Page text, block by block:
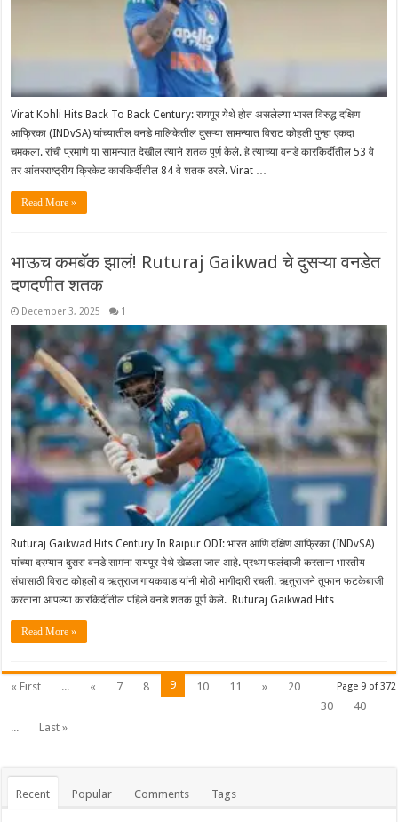
Virat Kohli Hits Back To Back Century: रायपूर येथे होत असलेल्या भारत विरुद्ध दक्षिण
आफ्रिका (INDvSA) यांच्यातील वनडे मालिकेतील दुसऱ्या सामन्यात विराट कोहली पुन्हा एकदा
चमकला. रांची प्रमाणे या सामन्यात देखील त्याने शतक पूर्ण केले. हे त्याच्या वनडे कारकिर्दीतील 53 वे
तर आंतरराष्ट्रीय क्रिकेट कारकिर्दीतील 84 वे शतक ठरले. Virat …
Read More »
भाऊच कमबॅक झालं! Ruturaj Gaikwad चे दुसऱ्या वनडेत
दणदणीत शतक
December 3, 2025 1
Ruturaj Gaikwad Hits Century In Raipur ODI: भारत आणि दक्षिण आफ्रिका (INDvSA)
यांच्या दरम्यान दुसरा वनडे सामना रायपूर येथे खेळला जात आहे. प्रथम फलंदाजी करताना भारतीय
संघासाठी विराट कोहली व ऋतुराज गायकवाड यांनी मोठी भागीदारी रचली. ऋतुराजने तुफान फटकेबाजी
करताना आपल्या कारकिर्दीतील पहिले वनडे शतक पूर्ण केले. Ruturaj Gaikwad Hits …
Read More »
Page 9 of 372
« First ... « 7 8 9 10 11 »
20
30
40
...
Last »
Recent Popular Comments Tags